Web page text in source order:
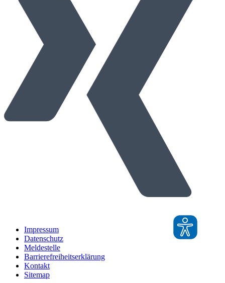
Impressum
Datenschutz
Meldestelle
Barrierefreiheitserklärung
Kontakt
Sitemap